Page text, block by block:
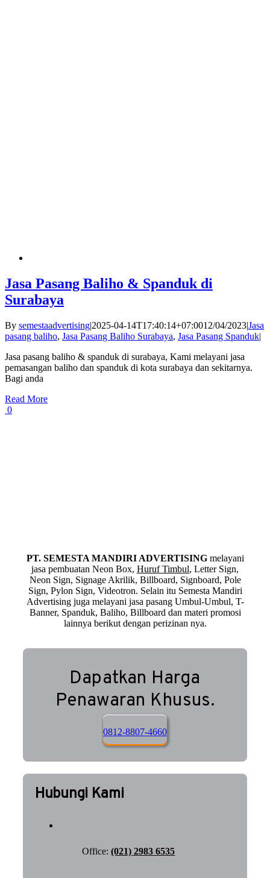
Jasa Pasang Baliho & Spanduk di
Surabaya
By semestaadvertising|2025-04-14T17:40:14+07:0012/04/2023|Jasa
pasang baliho, Jasa Pasang Baliho Surabaya, Jasa Pasang Spanduk|
Jasa pasang baliho & spanduk di surabaya, Kami melayani jasa
pemasangan baliho dan spanduk di kota surabaya dan sekitarnya.
Bagi anda
Read More
0
PT. SEMESTA MANDIRI ADVERTISINGmelayani
jasa pembuatan Neon Box, Huruf Timbul, Letter Sign,
Neon Sign, Signage Akrilik, Billboard, Signboard, Pole
Sign, Pylon Sign, Videotron. Selain itu Semesta Mandiri
Advertising juga melayani jasa pasang Umbul-Umbul, T-
Banner, Spanduk, Baliho, Billboard dan materi promosi
lainnya berikut dengan perizinan nya.
Dapatkan Harga
Penawaran Khusus.
0812-8807-4660
Hubungi Kami
Office:(021) 2983 6535